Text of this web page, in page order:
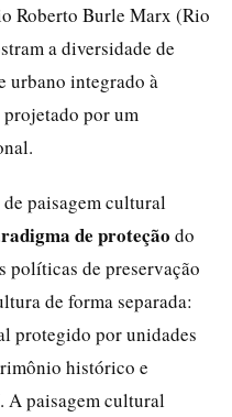
Roberto Burle Marx (Rio
a diversidade de
urbano integrado à
por um
paisagem cultural
de proteção do
políticas de preservação
de forma separada:
protegido por unidades
histórico e
paisagem cultural